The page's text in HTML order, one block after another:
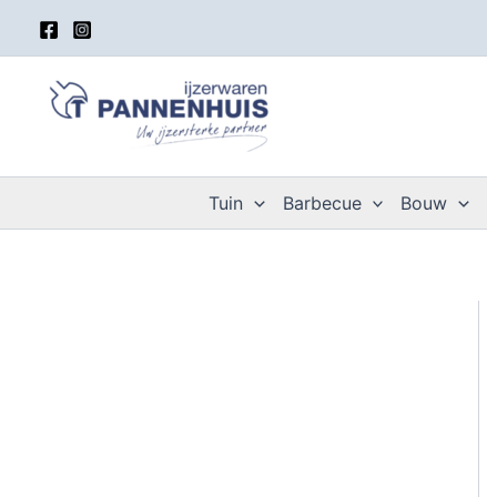
inhoud
Tuin Barbecue Bouw